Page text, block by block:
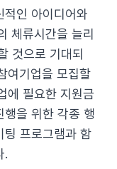
적인 아이디어와
체류시간을 늘리
것으로 기대되
여기업을 모집할
에 필요한 지원금
을 위한 각종 행
팅 프로그램과 함
.